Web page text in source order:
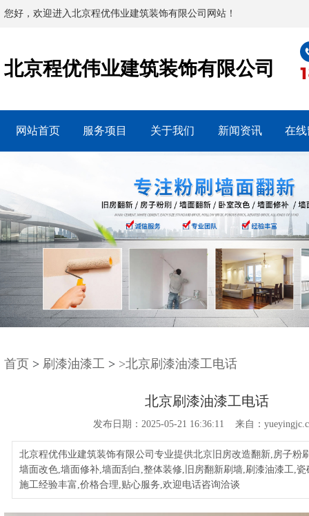
您好，欢迎进入北京程优伟业建筑装饰有限公司网站！
北京程优伟业建筑装饰有限公司
网站首页 服务项目 关于我们 新闻资讯 在
首页 > 刷漆油漆工 > >北京刷漆油漆工电话
北京刷漆油漆工电话
发布日期：2025-05-21 16:36:11 来自：
北京程优伟业建筑装饰有限公司专业提供北京旧房改造翻新,房子粉
墙面改色,墙面修补,墙面刮白,整体装修,旧房翻新刷墙,刷漆油漆工,
施工经验丰富,价格合理,贴心服务,欢迎电话咨询洽谈